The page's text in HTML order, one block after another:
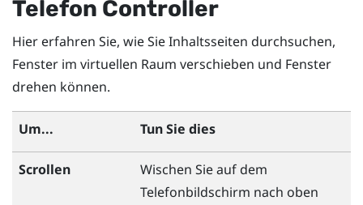
Telefon Controller
Hier erfahren Sie, wie Sie Inhaltsseiten durchsuchen,
Fenster im virtuellen Raum verschieben und Fenster
drehen können.
Um... Tun Sie dies
Scrollen
Wischen Sie auf dem
Telefonbildschirm nach oben